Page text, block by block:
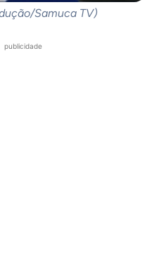
Samuca TV)
publicidade